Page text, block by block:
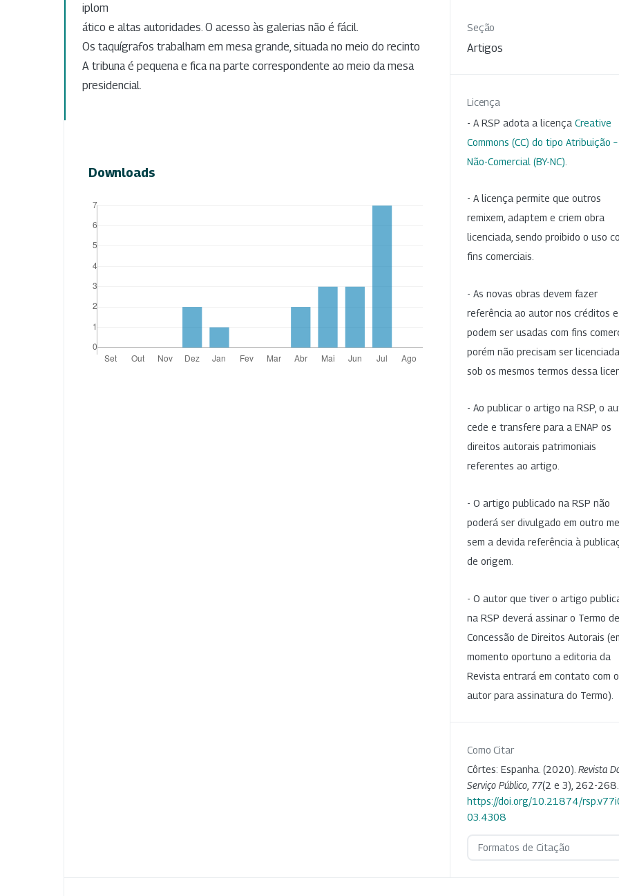
iplom
ático e altas autoridades. O acesso às galerias não é fácil.
Os taquígrafos trabalham em mesa grande, situada no meio do recinto
A tribuna é pequena e fica na parte correspondente ao meio da mesa
presidencial.
Downloads
Seção
Artigos
Licença
- A RSP adota a licença Creative
Commons (CC) do tipo Atribuição –
Não-Comercial (BY-NC)
- A licença permite que outros
remixem, adaptem e criem obra
licenciada, sendo proibido o uso
fins comerciais.
- As novas obras devem fazer
referência ao autor nos créditos
podem ser usadas com fins
porém não precisam ser
sob os mesmos termos dessa
- Ao publicar o artigo na RSP, o
cede e transfere para a ENAP os
direitos autorais patrimoniais
referentes ao artigo.
- O artigo publicado na RSP não
poderá ser divulgado em outro
sem a devida referência à
de origem.
- O autor que tiver o artigo
na RSP deverá assinar o Termo de
Concessão de Direitos Autorais
momento oportuno a editoria da
Revista entrará em contato com o
autor para assinatura do Termo).
Como Citar
Côrtes: Espanha. (2020). Revista
Serviço Público 77(2 e 3), 262-268.
https://doi.org/10.21874/
03.4308
Formatos de Citação